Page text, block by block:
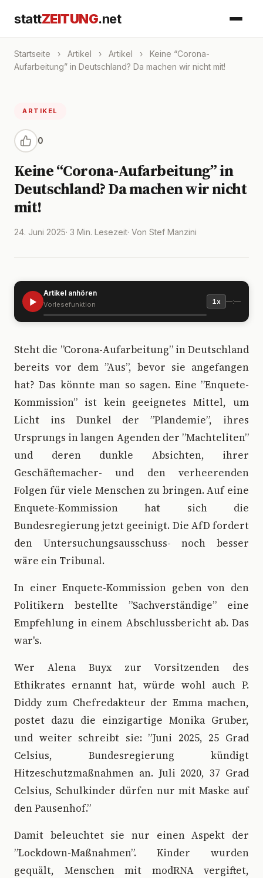
stattZEITUNG.net
Startseite › Artikel › Artikel ›
Keine “Corona-
Aufarbeitung” in Deutschland? Da machen wir nicht mit!
ARTIKEL
0
Keine “Corona-Aufarbeitung” in
Deutschland? Da machen wir nicht
mit!
24. Juni 2025· 3 Min. Lesezeit· Von Stef Manzini
▶
Artikel anhören
Vorlesefunktion 1x —:—
Steht die ”Corona-Aufarbeitung” in Deutschland
bereits vor dem ”Aus”, bevor sie angefangen
hat? Das könnte man so sagen. Eine ”Enquete-
Kommission” ist kein geeignetes Mittel, um
Licht ins Dunkel der ”Plandemie”, ihres
Ursprungs in langen Agenden der ”Machteliten”
und deren dunkle Absichten, ihrer
Geschäftemacher- und den verheerenden
Folgen für viele Menschen zu bringen. Auf eine
Enquete-Kommission hat sich die
Bundesregierung jetzt geeinigt. Die AfD fordert
den Untersuchungsausschuss- noch besser
wäre ein Tribunal.
In einer Enquete-Kommission geben von den
Politikern bestellte ”Sachverständige” eine
Empfehlung in einem Abschlussbericht ab. Das
war's.
Wer Alena Buyx zur Vorsitzenden des
Ethikrates ernannt hat, würde wohl auch P.
Diddy zum Chefredakteur der Emma machen,
postet dazu die einzigartige Monika Gruber,
und weiter schreibt sie: ”Juni 2025, 25 Grad
Celsius, Bundesregierung kündigt
Hitzeschutzmaßnahmen an. Juli 2020, 37 Grad
Celsius, Schulkinder dürfen nur mit Maske auf
den Pausenhof.”
Damit beleuchtet sie nur einen Aspekt der
”Lockdown-Maßnahmen”. Kinder wurden
gequält, Menschen mit modRNA vergiftet,